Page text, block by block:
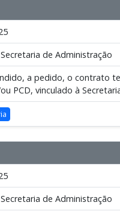
de Administração
a pedido, o contrato
PCD, vinculado à
de Administração